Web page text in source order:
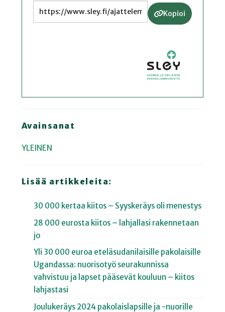
Kopioi
Avainsanat
YLEINEN
Lisää artikkeleita:
30 000 kertaa kiitos – Syyskeräys oli menestys
28 000 eurosta kiitos – lahjallasi rakennetaan
jo
Yli 30 000 euroa eteläsudanilaisille pakolaisille
Ugandassa: nuorisotyö seurakunnissa
vahvistuu ja lapset pääsevät kouluun – kiitos
lahjastasi
Joulukeräys 2024 pakolaislapsille ja -nuorille